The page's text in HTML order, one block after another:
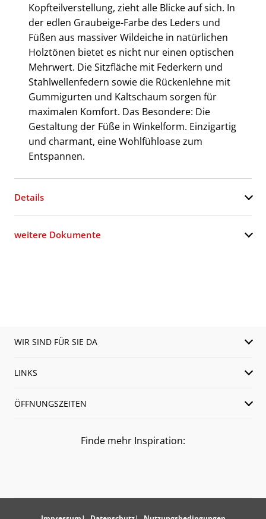
Kopfteilverstellung, zieht alle Blicke auf sich. In
der edlen Graubeige-Farbe des Leders und
Füßen aus massiver Wildeiche in natürlichen
Holztönen bietet es nicht nur einen optischen
Mehrwert. Die Sitzfläche mit Federkern und
Stahlwellenfedern sowie die Rückenlehne mit
Gummigurten und Kaltschaum sorgen für
maximalen Komfort. Das Besondere: Die
Gestaltung der Füße in Winkelform. Einzigartig
und charmant, eine Wohlfühloase zum
Entspannen.
Details
weitere Dokumente
WIR SIND FÜR SIE DA
LINKS
ÖFFNUNGSZEITEN
Finde mehr Inspiration: